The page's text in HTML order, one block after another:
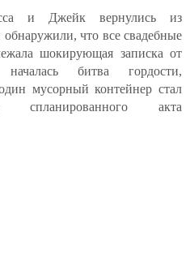
и Джейк вернулись из
что все свадебные
шокирующая записка от
битва гордости,
мусорный контейнер стал
спланированного акта